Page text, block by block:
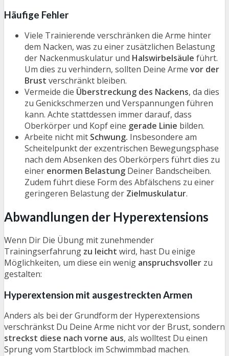
Häufige Fehler
Viele Trainierende verschränken die Arme hinter
dem Nacken, was zu einer zusätzlichen Belastung
der Nackenmuskulatur und Halswirbelsäule führt.
Um dies zu verhindern, sollten Deine Arme vor der
Brust verschränkt bleiben.
Vermeide die Überstreckung des Nackens, da dies
zu Genickschmerzen und Verspannungen führen
kann. Achte stattdessen immer darauf, dass
Oberkörper und Kopf eine gerade Linie bilden.
Arbeite nicht mit Schwung. Insbesondere am
Scheitelpunkt der exzentrischen Bewegungsphase
nach dem Absenken des Oberkörpers führt dies zu
einer enormen Belastung Deiner Bandscheiben.
Zudem führt diese Form des Abfälschens zu einer
geringeren Belastung der Zielmuskulatur.
Abwandlungen der Hyperextensions
Wenn Dir Die Übung mit zunehmender
Trainingserfahrung zu leicht wird, hast Du einige
Möglichkeiten, um diese ein wenig anspruchsvoller zu
gestalten:
Hyperextension mit ausgestreckten Armen
Anders als bei der Grundform der Hyperextensions
verschränkst Du Deine Arme nicht vor der Brust, sondern
streckst diese nach vorne aus, als wolltest Du einen
Sprung vom Startblock im Schwimmbad machen.